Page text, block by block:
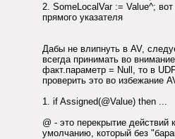
2. SomeLocalVar := Value^;
прямого указателя
Дабы не влипнуть в AV,
всегда принимать во
факт.параметр = Null, то в
проверить это во избежание
1. if Assigned(@Value) then ...
@ - это перекрытие действий
умолчанию, который без